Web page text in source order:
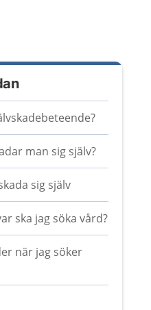
man sig själv?
sig själv
ska jag söka vård?
när jag söker